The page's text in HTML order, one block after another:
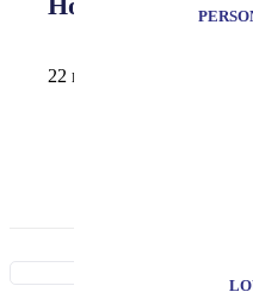
22 rue Saint Jacques